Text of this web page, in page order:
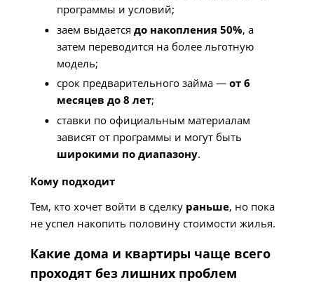
программы и условий;
заем выдается до накопления 50%, а
затем переводится на более льготную
модель;
срок предварительного займа — от 6
месяцев до 8 лет;
ставки по официальным материалам
зависят от программы и могут быть
широкими по диапазону.
Кому подходит
Тем, кто хочет войти в сделку раньше, но пока
не успел накопить половину стоимости жилья.
Какие дома и квартиры чаще всего
проходят без лишних проблем